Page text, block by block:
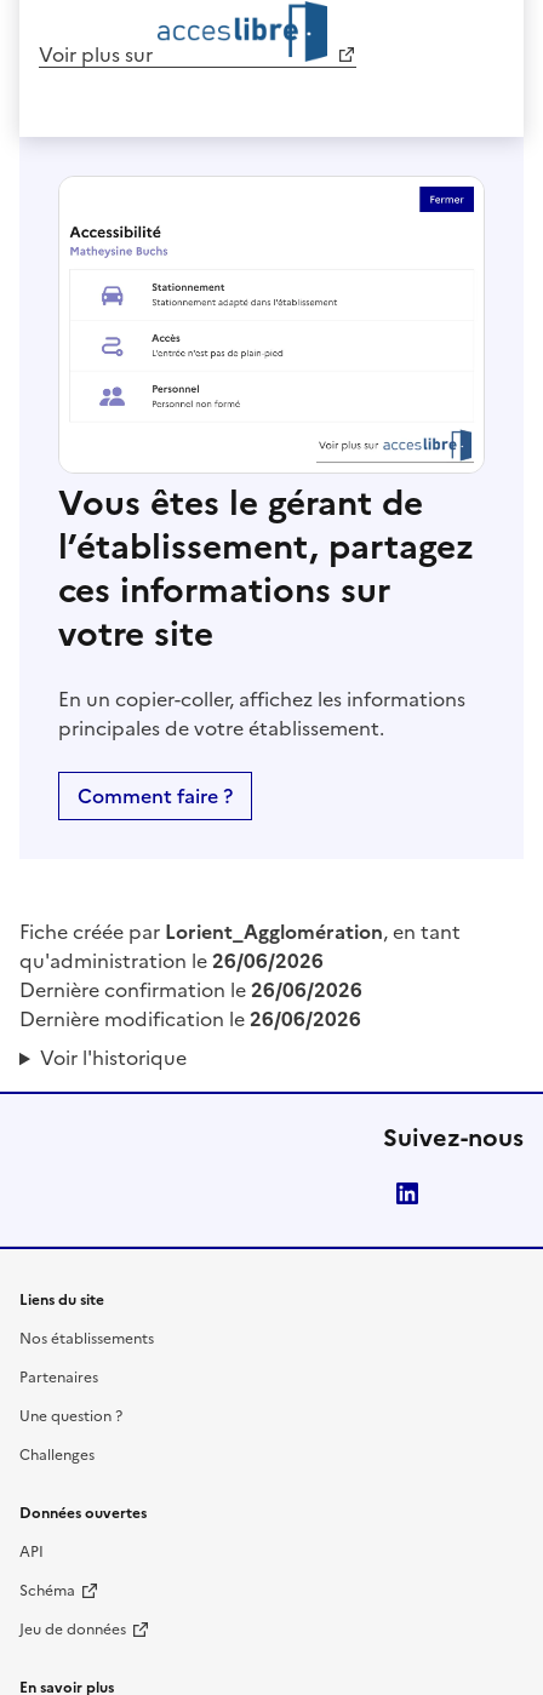
Voir plus sur
Vous êtes le gérant de
l’établissement, partagez
ces informations sur
votre site
En un copier-coller, affichez les informations
principales de votre établissement.
Comment faire ?
Fiche créée par Lorient_Agglomération, en tant
qu'administration le26/06/2026
Dernière confirmation le26/06/2026
Dernière modification le26/06/2026
Voir l'historique
Suivez-nous
Liens du site
Nos établissements
Partenaires
Une question ?
Challenges
Données ouvertes
API
Schéma
Jeu de données
En savoir plus